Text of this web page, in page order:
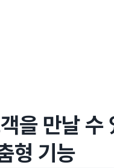
을 만날 수
형 기능